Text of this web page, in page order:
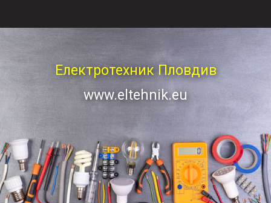
Електротехник Пловдив
www.eltehnik.eu